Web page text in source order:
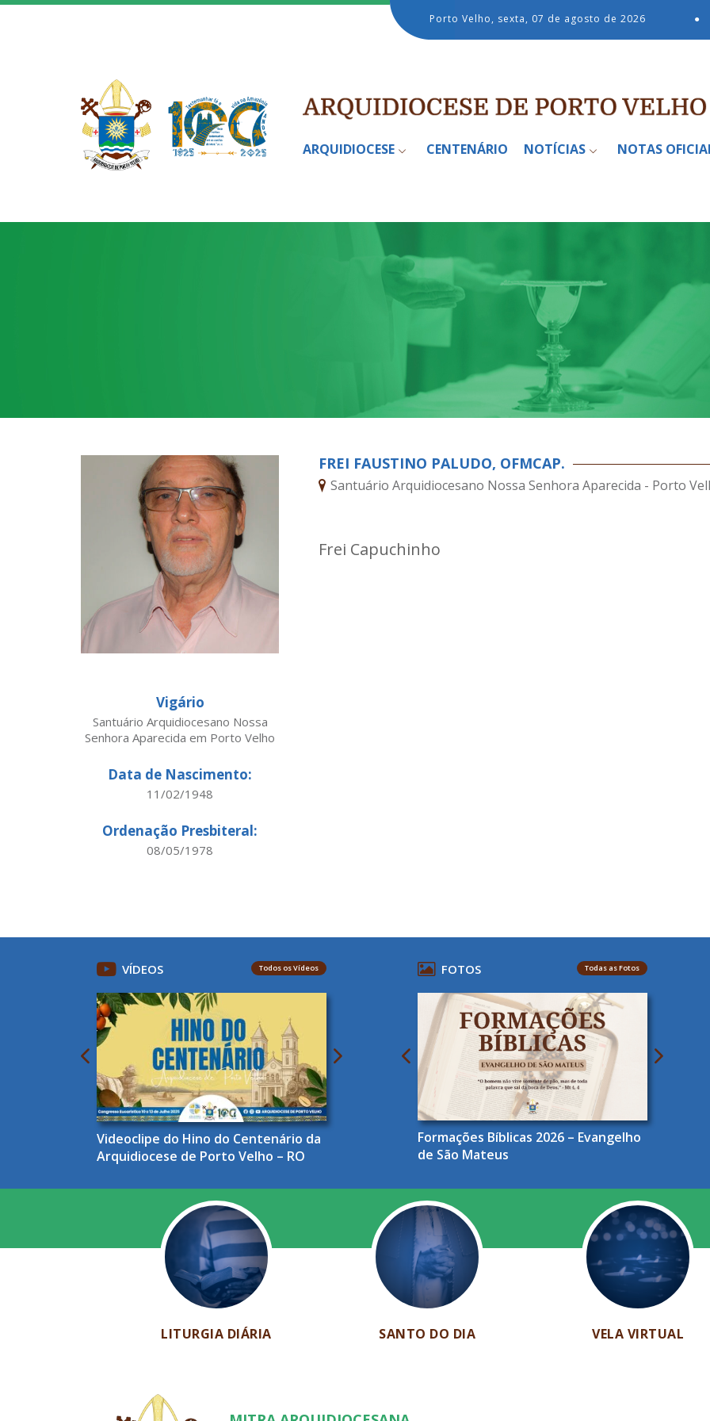
Porto Velho, sexta, 07 de agosto de 2026 ●
ARQUIDIOCESE CENTENÁRIO NOTÍCIAS NOTAS
Vigário
Santuário Arquidiocesano Nossa
Senhora Aparecida em Porto Velho
Data de Nascimento:
11/02/1948
Ordenação Presbiteral:
08/05/1978
FREI FAUSTINO PALUDO, OFMCAP.
Santuário Arquidiocesano Nossa Senhora Aparecida - Porto
Frei Capuchinho
VÍDEOS Todos os Vídeos
Videoclipe do Hino do Centenário da
Arquidiocese de Porto Velho – RO
FOTOS Todas as Fotos
Formações Bíblicas 2026 – Evangelho
de São Mateus
LITURGIA DIÁRIA SANTO DO DIA VELA VIRTUAL